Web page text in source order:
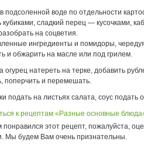
подсоленной воде по отдельности
кубиками, сладкий перец — кусочками,
на соцветия.
ингредиенты и помидоры,
и обжарить на масле или под грилем.
огурец натереть на терке, добавить
поперчить и перемешать.
подать на листьях салата, соус подать
к рецептам «Разные основные
понравился этот рецепт, пожалуйста,
Мы будем Вам очень признательны.